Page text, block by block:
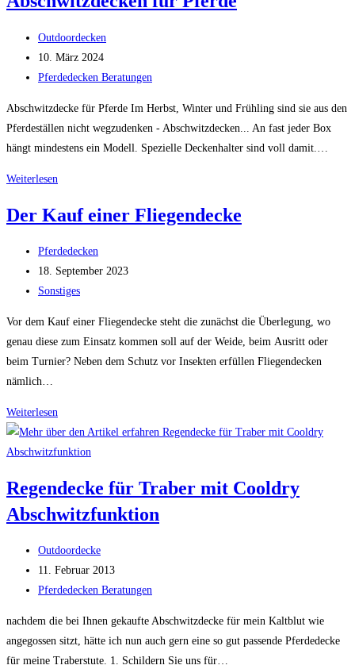
Beitrags-
Autor:
Outdoordecken
Beitrag
veröffentlicht:
10. März 2024
Beitrags-
Pferdedecken Beratungen
Abschwitzdecke für Pferde Im Herbst, Winter und Frühling sind sie aus den
Pferdeställen nicht wegzudenken - Abschwitzdecken... An fast jeder Box
hängt mindestens ein Modell. Spezielle Deckenhalter sind voll damit.…
Weiterlesen
Pferde
Der Kauf einer Fliegendecke
Beitrags-
Autor:
Pferdedecken
Beitrag
veröffentlicht:
18. September 2023
Beitrags-
Sonstiges
Vor dem Kauf einer Fliegendecke steht die zunächst die Überlegung, wo
genau diese zum Einsatz kommen soll auf der Weide, beim Ausritt oder
beim Turnier? Neben dem Schutz vor Insekten erfüllen Fliegendecken
nämlich…
Weiterlesen
Kauf
einer
Regendecke für Traber mit Cooldry
Abschwitzfunktion
Beitrags-
Autor:
Outdoordecke
Beitrag
veröffentlicht:
11. Februar 2013
Beitrags-
Pferdedecken Beratungen
nachdem die bei Ihnen gekaufte Abschwitzdecke für mein Kaltblut wie
angegossen sitzt, hätte ich nun auch gern eine so gut passende Pferdedecke
für meine Traberstute. 1. Schildern Sie uns für…